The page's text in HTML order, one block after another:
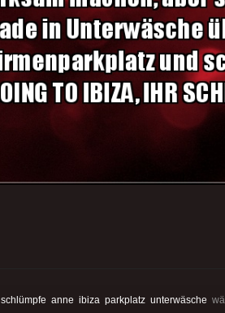
schlümpfe anne ibiza parkplatz unterwäsche